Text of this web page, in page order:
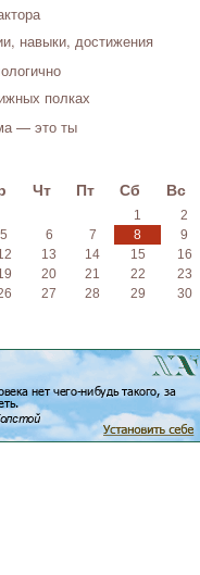
навыки, достижения
полках
— это ты
Чт Пт Сб Вс
1
2
5 6 7 8
9
13 14 15
16
20 21 22
23
27 28 29
30